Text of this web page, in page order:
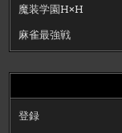
魔装学園H×H
麻雀最強戦
登録